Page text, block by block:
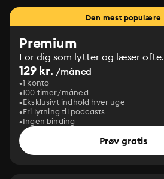
Den mest populære
Premium
For dig som lytter og læser ofte.
129 kr. /måned
1 konto
100 timer/måned
Eksklusivt indhold hver uge
Fri lytning til podcasts
Ingen binding
Prøv gratis